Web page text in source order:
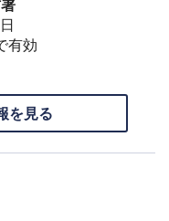
有効
を見る